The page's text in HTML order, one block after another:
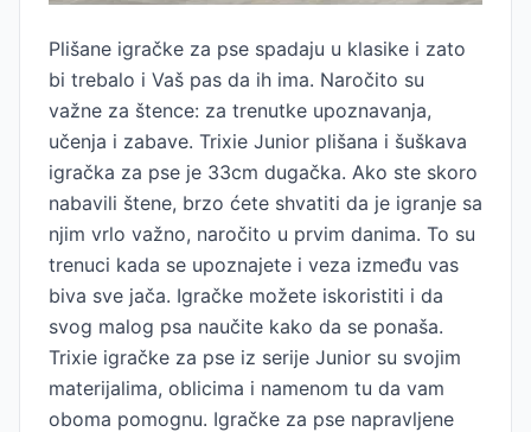
Plišane igračke za pse spadaju u klasike i zato
bi trebalo i Vaš pas da ih ima. Naročito su
važne za štence: za trenutke upoznavanja,
učenja i zabave. Trixie Junior plišana i šuškava
igračka za pse je 33cm dugačka. Ako ste skoro
nabavili štene, brzo ćete shvatiti da je igranje sa
njim vrlo važno, naročito u prvim danima. To su
trenuci kada se upoznajete i veza između vas
biva sve jača. Igračke možete iskoristiti i da
svog malog psa naučite kako da se ponaša.
Trixie igračke za pse iz serije Junior su svojim
materijalima, oblicima i namenom tu da vam
oboma pomognu. Igračke za pse napravljene